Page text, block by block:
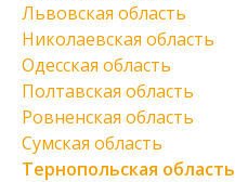
Львовская область
Николаевская область
Одесская область
Полтавская область
Ровненская область
Сумская область
Тернопольская область